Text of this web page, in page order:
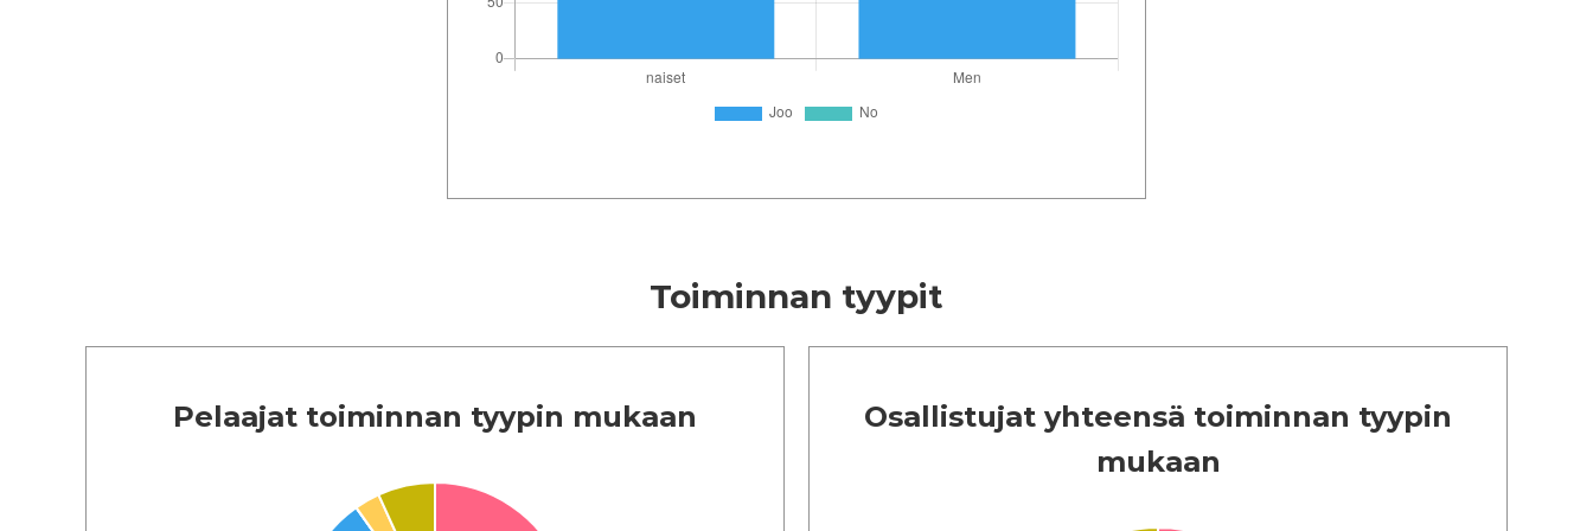
Toiminnan tyypit
Pelaajat toiminnan tyypin mukaan
Osallistujat yhteensä toiminnan tyypin
mukaan